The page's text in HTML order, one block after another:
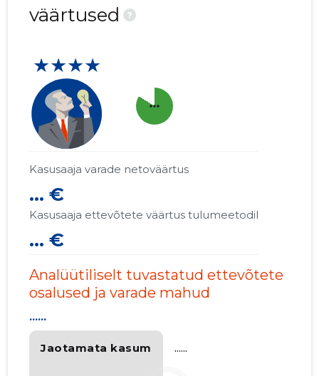
väärtused
?
★★★★
more_horiz
Kasusaaja varade netoväärtus
... €
Kasusaaja ettevõtete väärtus tulumeetodil
... €
Analüütiliselt tuvastatud ettevõtete
osalused ja varade mahud
Jaotamata kasum
......
......